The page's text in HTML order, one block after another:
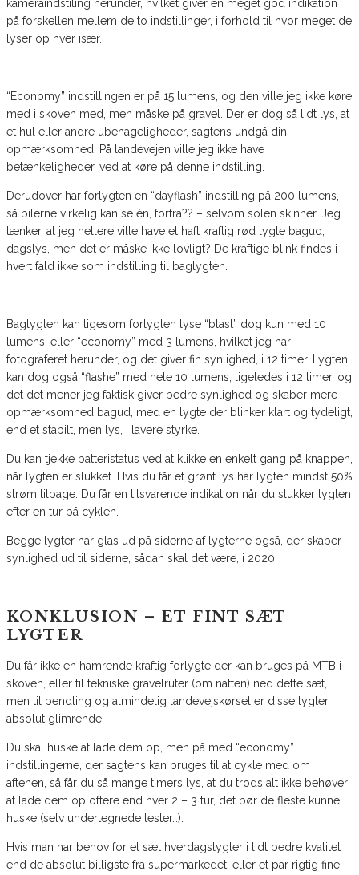
kameraindstiling herunder, hvilket giver en meget god indikation
på forskellen mellem de to indstillinger, i forhold til hvor meget de
lyser op hver især.
“Economy” indstillingen er på 15 lumens, og den ville jeg ikke køre
med i skoven med, men måske på gravel. Der er dog så lidt lys, at
et hul eller andre ubehageligheder, sagtens undgå din
opmærksomhed. På landevejen ville jeg ikke have
betænkeligheder, ved at køre på denne indstilling.
Derudover har forlygten en “dayflash” indstilling på 200 lumens,
så bilerne virkelig kan se én, forfra?? – selvom solen skinner. Jeg
tænker, at jeg hellere ville have et haft kraftig rød lygte bagud, i
dagslys, men det er måske ikke lovligt? De kraftige blink findes i
hvert fald ikke som indstilling til baglygten.
Baglygten kan ligesom forlygten lyse “blast” dog kun med 10
lumens, eller “economy” med 3 lumens, hvilket jeg har
fotograferet herunder, og det giver fin synlighed, i 12 timer. Lygten
kan dog også “flashe” med hele 10 lumens, ligeledes i 12 timer, og
det det mener jeg faktisk giver bedre synlighed og skaber mere
opmærksomhed bagud, med en lygte der blinker klart og tydeligt,
end et stabilt, men lys, i lavere styrke.
Du kan tjekke batteristatus ved at klikke en enkelt gang på knappen,
når lygten er slukket. Hvis du får et grønt lys har lygten mindst 50%
strøm tilbage. Du får en tilsvarende indikation når du slukker lygten
efter en tur på cyklen.
Begge lygter har glas ud på siderne af lygterne også, der skaber
synlighed ud til siderne, sådan skal det være, i 2020.
KONKLUSION – ET FINT SÆT
LYGTER
Du får ikke en hamrende kraftig forlygte der kan bruges på MTB i
skoven, eller til tekniske gravelruter (om natten) ned dette sæt,
men til pendling og almindelig landevejskørsel er disse lygter
absolut glimrende.
Du skal huske at lade dem op, men på med “economy”
indstillingerne, der sagtens kan bruges til at cykle med om
aftenen, så får du så mange timers lys, at du trods alt ikke behøver
at lade dem op oftere end hver 2 – 3 tur, det bør de fleste kunne
huske (selv undertegnede tester…).
Hvis man har behov for et sæt hverdagslygter i lidt bedre kvalitet
end de absolut billigste fra supermarkedet, eller et par rigtig fine